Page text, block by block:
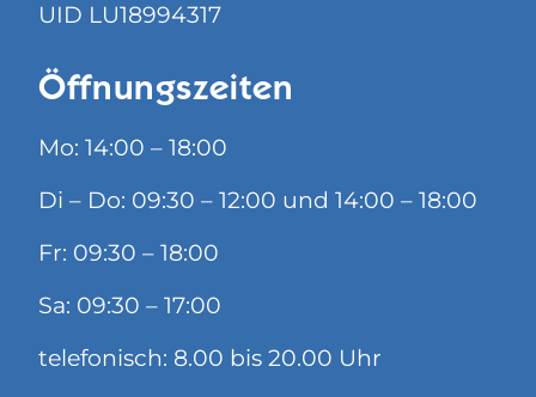
UID LU18994317
Öffnungszeiten
Mo: 14:00 – 18:00
Di – Do: 09:30 – 12:00 und 14:00 – 18:00
Fr: 09:30 – 18:00
Sa: 09:30 – 17:00
telefonisch: 8.00 bis 20.00 Uhr